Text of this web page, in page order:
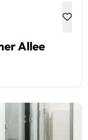
Allee